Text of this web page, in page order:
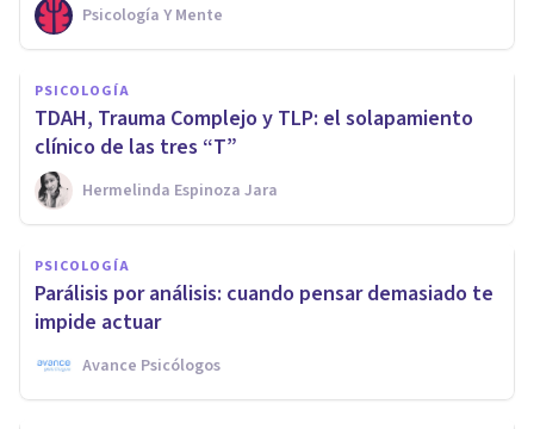
Psicología Y Mente
PSICOLOGÍA
TDAH, Trauma Complejo y TLP: el solapamiento
clínico de las tres “T”
Hermelinda Espinoza Jara
PSICOLOGÍA
Parálisis por análisis: cuando pensar demasiado te
impide actuar
Avance Psicólogos